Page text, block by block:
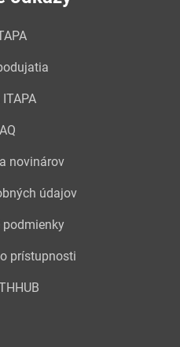
ITAPA
novinárov
údajov
podmienky
prístupnosti